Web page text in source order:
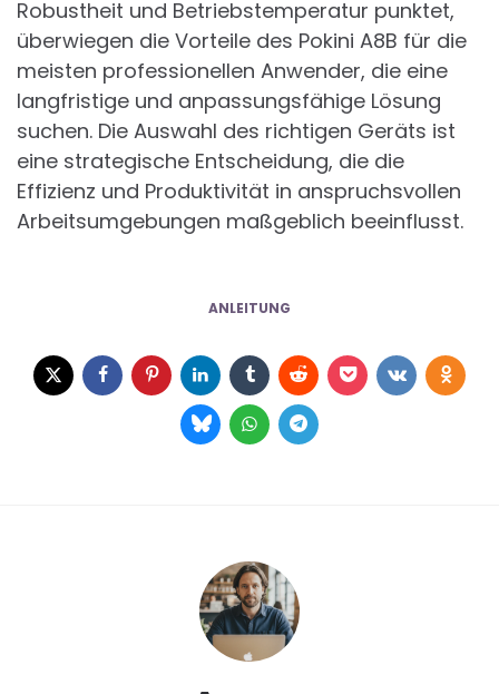
Robustheit und Betriebstemperatur punktet,
überwiegen die Vorteile des Pokini A8B für die
meisten professionellen Anwender, die eine
langfristige und anpassungsfähige Lösung
suchen. Die Auswahl des richtigen Geräts ist
eine strategische Entscheidung, die die
Effizienz und Produktivität in anspruchsvollen
Arbeitsumgebungen maßgeblich beeinflusst.
ANLEITUNG